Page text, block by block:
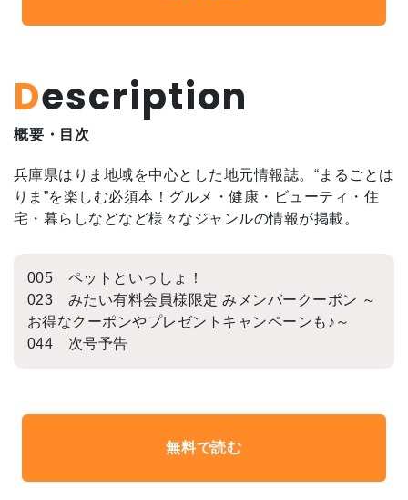
Description
概要・目次
兵庫県はりま地域を中心とした地元情報誌。“まるごとは
りま”を楽しむ必須本！グルメ・健康・ビューティ・住
宅・暮らしなどなど様々なジャンルの情報が掲載。
005 ペットといっしょ！
023 みたい有料会員様限定 みメンバークーポン ～
お得なクーポンやプレゼントキャンペーンも♪～
044 次号予告
無料で読む